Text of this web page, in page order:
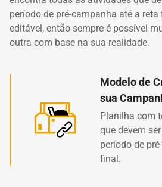
período de pré-campanha até a
editável, então sempre é possível
outra com base na sua realidade.
Modelo de
sua
Planilha com
que devem
período de
final.